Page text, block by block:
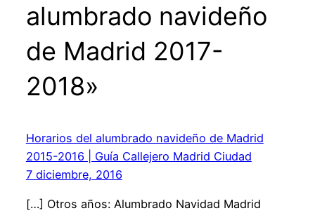
alumbrado navideño
de Madrid 2017-
2018»
Horarios del alumbrado navideño de Madrid
2015-2016 | Guía Callejero Madrid Ciudad
7 diciembre, 2016
[…] Otros años: Alumbrado Navidad Madrid